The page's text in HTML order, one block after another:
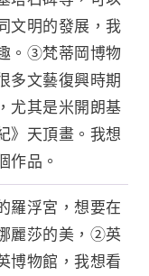
文明的發展，我
。③梵蒂岡博物
多文藝復興時期
尤其是米開朗基
》天頂畫。我想
作品。
羅浮宮，想要在
麗莎的美，②英
博物館，我想看